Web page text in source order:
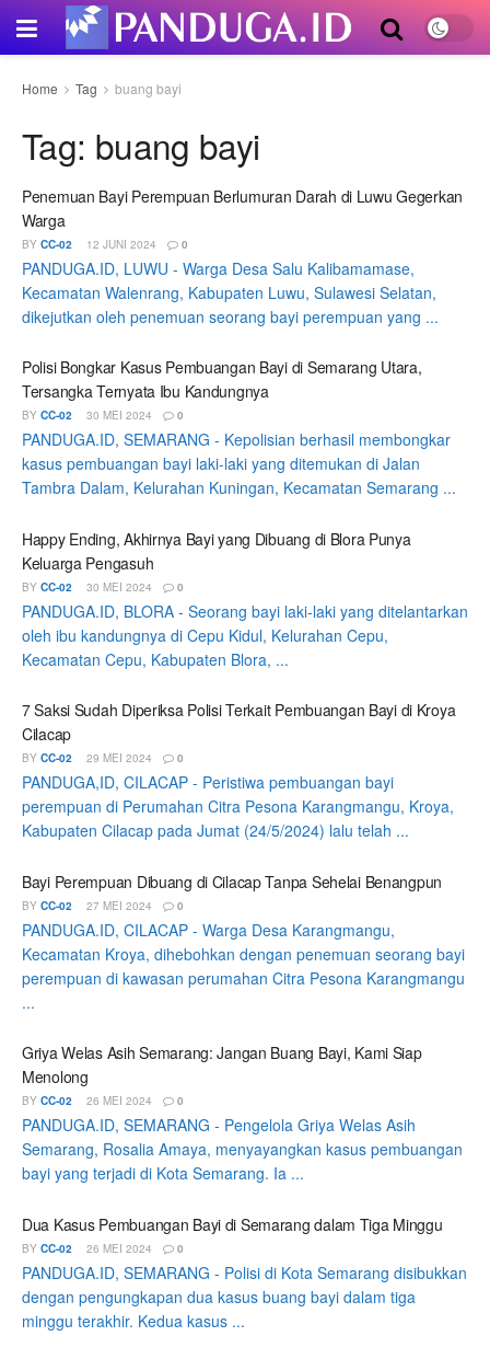
Home Tag buang bayi
Tag: buang bayi
Penemuan Bayi Perempuan Berlumuran Darah di Luwu Gegerkan
Warga
BY CC-02 12 JUNI 2024 0
PANDUGA.ID, LUWU - Warga Desa Salu Kalibamamase,
Kecamatan Walenrang, Kabupaten Luwu, Sulawesi Selatan,
dikejutkan oleh penemuan seorang bayi perempuan yang ...
Polisi Bongkar Kasus Pembuangan Bayi di Semarang Utara,
Tersangka Ternyata Ibu Kandungnya
BY CC-02 30 MEI 2024 0
PANDUGA.ID, SEMARANG - Kepolisian berhasil membongkar
kasus pembuangan bayi laki-laki yang ditemukan di Jalan
Tambra Dalam, Kelurahan Kuningan, Kecamatan Semarang ...
Happy Ending, Akhirnya Bayi yang Dibuang di Blora Punya
Keluarga Pengasuh
BY CC-02 30 MEI 2024 0
PANDUGA.ID, BLORA - Seorang bayi laki-laki yang ditelantarkan
oleh ibu kandungnya di Cepu Kidul, Kelurahan Cepu,
Kecamatan Cepu, Kabupaten Blora, ...
7 Saksi Sudah Diperiksa Polisi Terkait Pembuangan Bayi di Kroya
Cilacap
BY CC-02 29 MEI 2024 0
PANDUGA,ID, CILACAP - Peristiwa pembuangan bayi
perempuan di Perumahan Citra Pesona Karangmangu, Kroya,
Kabupaten Cilacap pada Jumat (24/5/2024) lalu telah ...
Bayi Perempuan Dibuang di Cilacap Tanpa Sehelai Benangpun
BY CC-02 27 MEI 2024 0
PANDUGA.ID, CILACAP - Warga Desa Karangmangu,
Kecamatan Kroya, dihebohkan dengan penemuan seorang bayi
perempuan di kawasan perumahan Citra Pesona Karangmangu
...
Griya Welas Asih Semarang: Jangan Buang Bayi, Kami Siap
Menolong
BY CC-02 26 MEI 2024 0
PANDUGA.ID, SEMARANG - Pengelola Griya Welas Asih
Semarang, Rosalia Amaya, menyayangkan kasus pembuangan
bayi yang terjadi di Kota Semarang. Ia ...
Dua Kasus Pembuangan Bayi di Semarang dalam Tiga Minggu
BY CC-02 26 MEI 2024 0
PANDUGA.ID, SEMARANG - Polisi di Kota Semarang disibukkan
dengan pengungkapan dua kasus buang bayi dalam tiga
minggu terakhir. Kedua kasus ...